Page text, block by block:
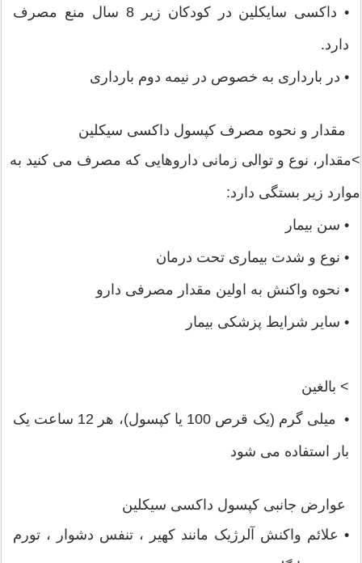
• داکسی سایکلین در کودکان زیر 8 سال منع مصرف
دارد.
• در بارداری به خصوص در نیمه دوم بارداری
مقدار و نحوه مصرف کپسول داکسی سیکلین
>مقدار، نوع و توالی زمانی داروهایی که مصرف می کنید به
موارد زیر بستگی دارد:
• سن بیمار
• نوع و شدت بیماری تحت درمان
• نحوه واکنش به اولین مقدار مصرفی دارو
• سایر شرایط پزشکی بیمار
> بالغین
• میلی گرم (یک قرص 100 یا کپسول)، هر 12 ساعت یک
بار استفاده می شود
عوارض جانبی کپسول داکسی سیکلین
• علائم واکنش آلرژیک مانند کهیر ، تنفس دشوار ، تورم